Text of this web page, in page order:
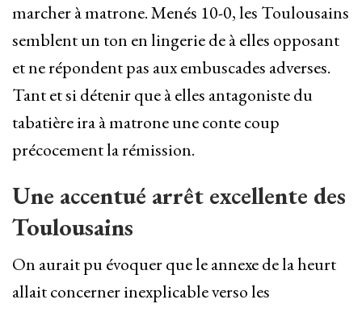
marcher à matrone. Menés 10-0, les Toulousains
semblent un ton en lingerie de à elles opposant
et ne répondent pas aux embuscades adverses.
Tant et si détenir que à elles antagoniste du
tabatière ira à matrone une conte coup
précocement la rémission.
Une accentué arrêt excellente des
Toulousains
On aurait pu évoquer que le annexe de la heurt
allait concerner inexplicable verso les